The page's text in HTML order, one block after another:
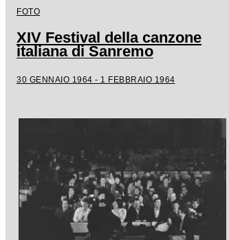
FOTO
XIV Festival della canzone
italiana di Sanremo
30 GENNAIO 1964 - 1 FEBBRAIO 1964